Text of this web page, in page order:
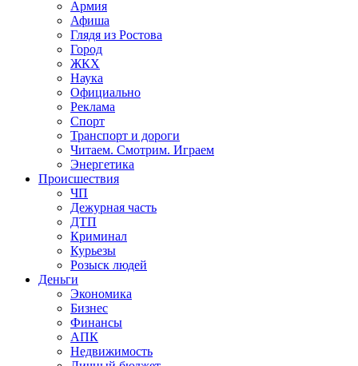
Армия
Афиша
Глядя из Ростова
Город
ЖКХ
Наука
Официально
Реклама
Спорт
Транспорт и дороги
Читаем. Смотрим. Играем
Энергетика
Происшествия
ЧП
Дежурная часть
ДТП
Криминал
Курьезы
Розыск людей
Деньги
Экономика
Бизнес
Финансы
АПК
Недвижимость